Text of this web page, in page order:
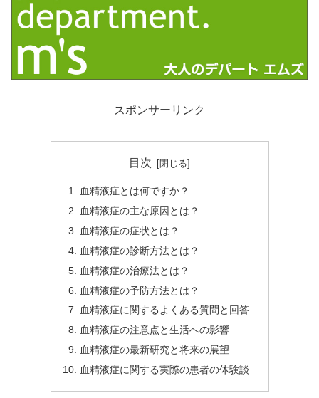
スポンサーリンク
目次
血精液症とは何ですか？
血精液症の主な原因とは？
血精液症の症状とは？
血精液症の診断方法とは？
血精液症の治療法とは？
血精液症の予防方法とは？
血精液症に関するよくある質問と回答
血精液症の注意点と生活への影響
血精液症の最新研究と将来の展望
血精液症に関する実際の患者の体験談